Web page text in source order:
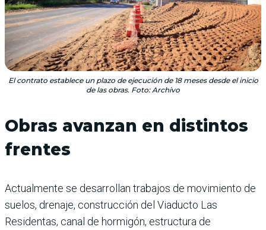
El contrato establece un plazo de ejecución de 18 meses desde el inicio
de las obras. Foto: Archivo
Obras avanzan en distintos
frentes
Actualmente se desarrollan trabajos de movimiento de
suelos, drenaje, construcción del Viaducto Las
Residentas, canal de hormigón, estructura de